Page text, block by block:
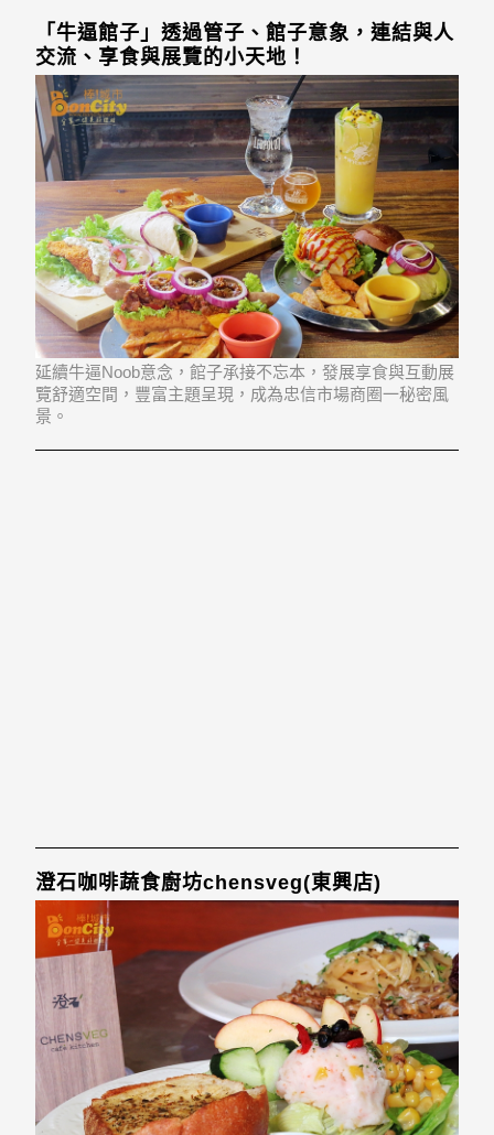
「牛逼館子」透過管子、館子意象，連結與人
交流、享食與展覽的小天地！
延續牛逼Noob意念，館子承接不忘本，發展享食與互動展
覽舒適空間，豐富主題呈現，成為忠信市場商圈一秘密風
景。
澄石咖啡蔬食廚坊chensveg(東興店)